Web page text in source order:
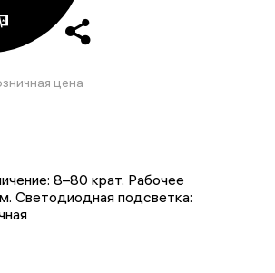
цена
8–80 крат. Рабочее
Светодиодная подсветка: